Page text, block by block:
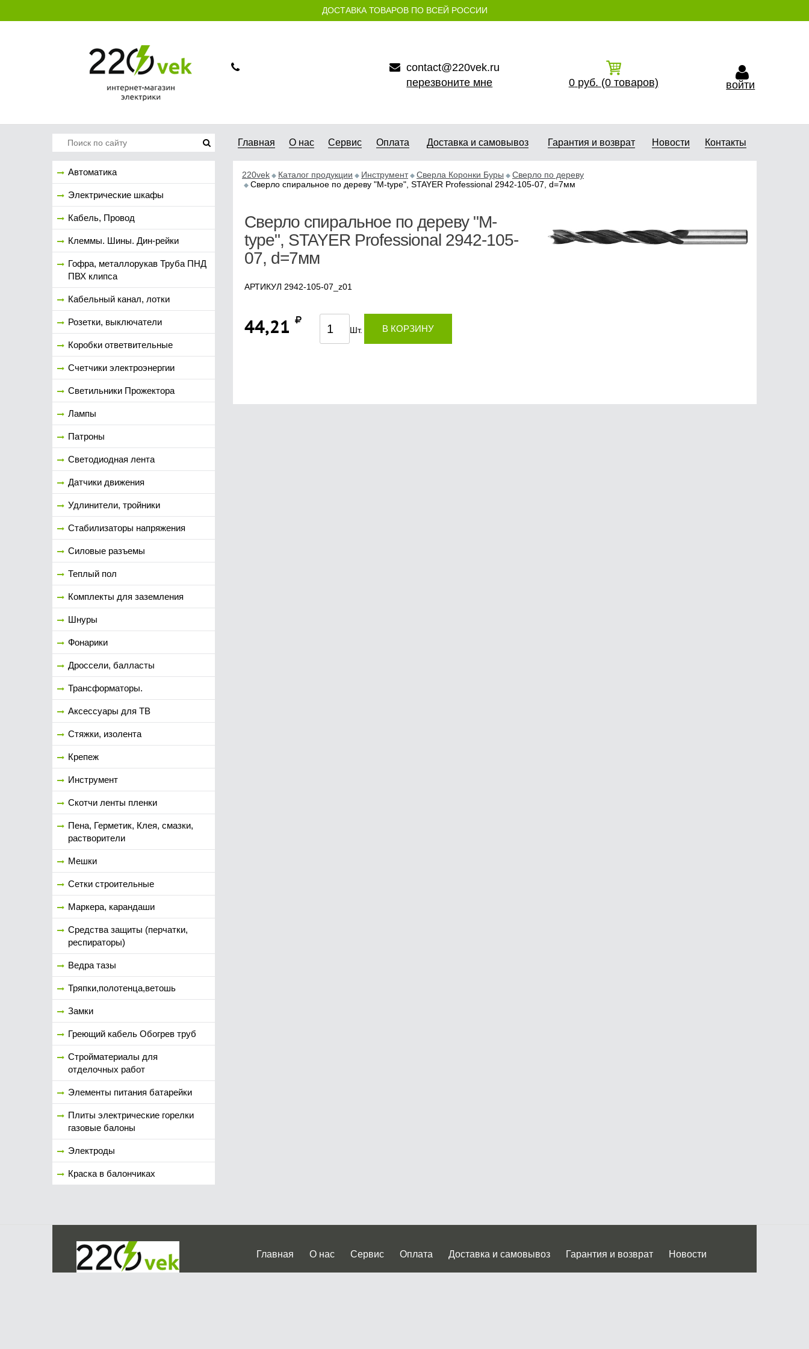
ДОСТАВКА ТОВАРОВ ПО ВСЕЙ РОССИИ
contact@220vek.ru
перезвоните мне
0 руб. (0 товаров) войти
Автоматика
Электрические шкафы
Кабель, Провод
Клеммы. Шины. Дин-рейки
Гофра, металлорукав Труба ПНД
ПВХ клипса
Кабельный канал, лотки
Розетки, выключатели
Коробки ответвительные
Счетчики электроэнергии
Светильники Прожектора
Лампы
Патроны
Светодиодная лента
Датчики движения
Удлинители, тройники
Стабилизаторы напряжения
Силовые разъемы
Теплый пол
Комплекты для заземления
Шнуры
Фонарики
Дроссели, балласты
Трансформаторы.
Аксессуары для ТВ
Стяжки, изолента
Крепеж
Инструмент
Скотчи ленты пленки
Пена, Герметик, Клея, смазки,
растворители
Мешки
Сетки строительные
Маркера, карандаши
Средства защиты (перчатки,
респираторы)
Ведра тазы
Тряпки,полотенца,ветошь
Замки
Греющий кабель Обогрев труб
Стройматериалы для
отделочных работ
Элементы питания батарейки
Плиты электрические горелки
газовые балоны
Электроды
Краска в балончиках
Главная О нас Сервис Оплата Доставка и самовывоз Гарантия и возврат Новости Контакты
220vek Каталог продукции Инструмент Сверла Коронки Буры
Сверло по дереву
Сверло спиральное по дереву "M-type", STAYER Professional 2942-105-07, d=7мм
Сверло спиральное по дереву "M-
type", STAYER Professional 2942-105-
07, d=7мм
АРТИКУЛ 2942-105-07_z01
44,21 Шт. В КОРЗИНУ
Главная О нас Сервис Оплата Доставка и самовывоз Гарантия и возврат Новости